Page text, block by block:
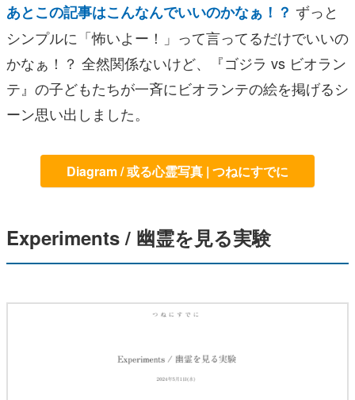
あとこの記事はこんなんでいいのかなぁ！？ ずっと
シンプルに「怖いよー！」って言ってるだけでいいの
かなぁ！？ 全然関係ないけど、
『ゴジラ vs ビオラン
テ』 の子どもたちが一斉にビオランテの絵を掲げるシ
ーン思い出しました。
Diagram / 或る心霊写真 | つねにすでに
Experiments / 幽霊を見る実験